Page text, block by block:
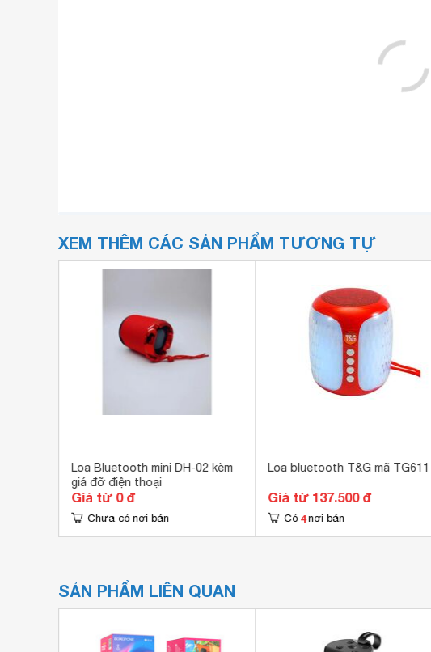
XEM THÊM CÁC SẢN PHẨM TƯƠNG TỰ
Loa Bluetooth mini DH-02 kèm
giá đỡ điện thoại
Giá từ 0 đ
Chưa có nơi bán
Loa bluetooth T&G mã TG611
Giá từ 137.500 đ
Có 4 nơi bán
SẢN PHẨM LIÊN QUAN